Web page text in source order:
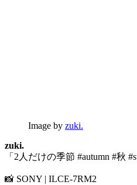
Image by zuki.
zuki.
「2人だけの季節 #autumn #秋
📸 SONY | ILCE-7RM2